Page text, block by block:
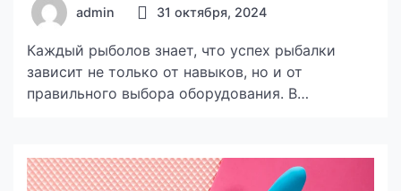
admin 31 октября, 2024
Каждый рыболов знает, что успех рыбалки
зависит не только от навыков, но и от
правильного выбора оборудования. В
воде. Но среди большого разнообразия
моделей на рынке несложно растеряться.